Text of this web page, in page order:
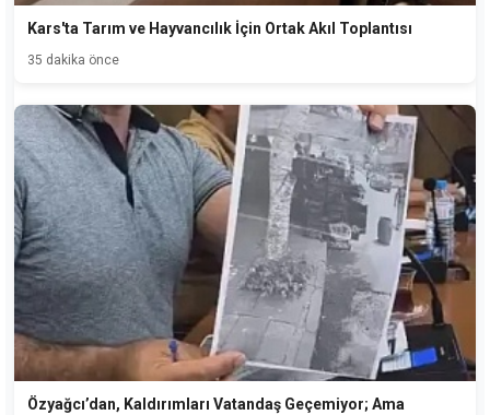
Kars'ta Tarım ve Hayvancılık İçin Ortak Akıl Toplantısı
35 dakika önce
Özyağcı’dan, Kaldırımları Vatandaş Geçemiyor; Ama